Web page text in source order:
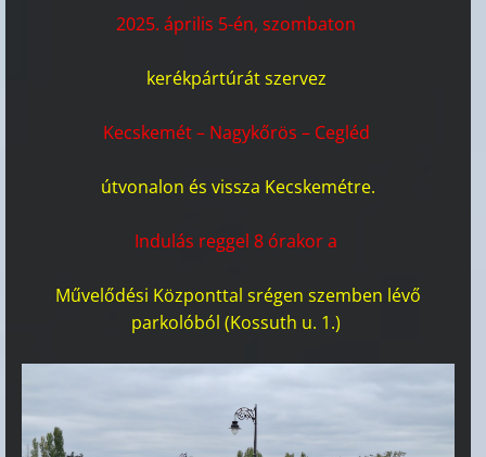
2025. április 5-én, szombaton
kerékpártúrát szervez
Kecskemét – Nagykőrös – Cegléd
útvonalon és vissza Kecskemétre.
Indulás reggel 8 órakor a
Művelődési Központtal srégen szemben lévő
parkolóból (Kossuth u. 1.)